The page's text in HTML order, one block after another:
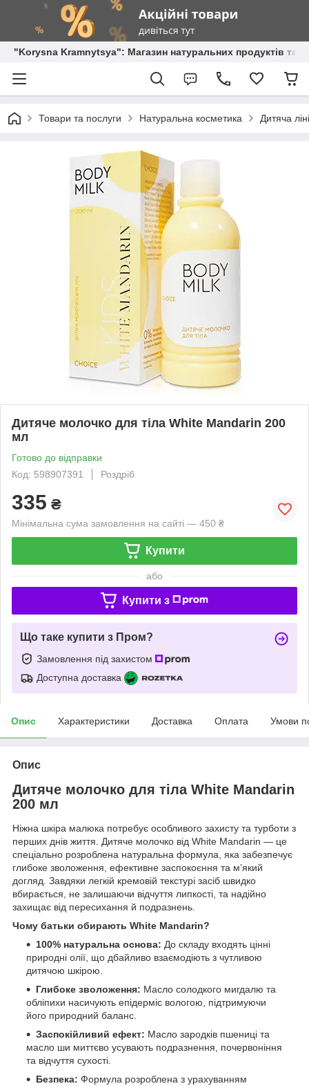
"Korysna Kramnytsya": Магазин натуральних продуктів та
Товари та послуги Натуральна косметика Дитяча
Дитяче молочко для тіла White Mandarin 200
мл
Готово до відправки
Код: 598907391
Роздріб
335 ₴
Мінімальна сума замовлення на сайті — 450 ₴
Купити
або
Купити з
Що таке купити з Пром?
Замовлення під захистом
Доступна доставка
Опис Характеристики Доставка Оплата Умови
Опис
Дитяче молочко для тіла White Mandarin
200 мл
Ніжна шкіра малюка потребує особливого захисту та турботи з
перших днів життя. Дитяче молочко від White Mandarin — це
спеціально розроблена натуральна формула, яка забезпечує
глибоке зволоження, ефективне заспокоєння та м’який
догляд. Завдяки легкій кремовій текстурі засіб швидко
вбирається, не залишаючи відчуття липкості, та надійно
захищає від пересихання й подразнень.
Чому батьки обирають White Mandarin?
100% натуральна основа: До складу входять цінні
природні олії, що дбайливо взаємодіють з чутливою
дитячою шкірою.
Глибоке зволоження: Масло солодкого мигдалю та
обліпихи насичують епідерміс вологою, підтримуючи
його природний баланс.
Заспокійливий ефект: Масло зародків пшениці та
масло ши миттєво усувають подразнення, почервоніння
та відчуття сухості.
Безпека: Формула розроблена з урахуванням